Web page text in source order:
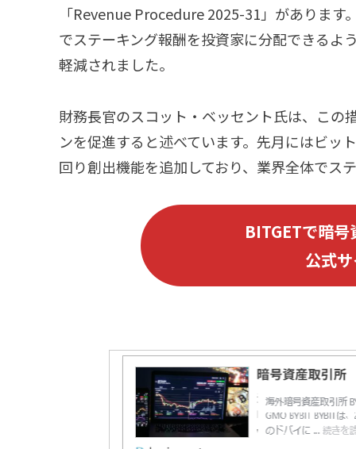
「Revenue Procedure 2025-31」がありま
でステーキング報酬を投資家に分配できるよ
軽減されました。
財務長官のスコット・ベッセント氏は、この
ンを促進すると述べています。先月にはビッ
回り創出機能を追加しており、業界全体でス
BITGETで暗号
公式